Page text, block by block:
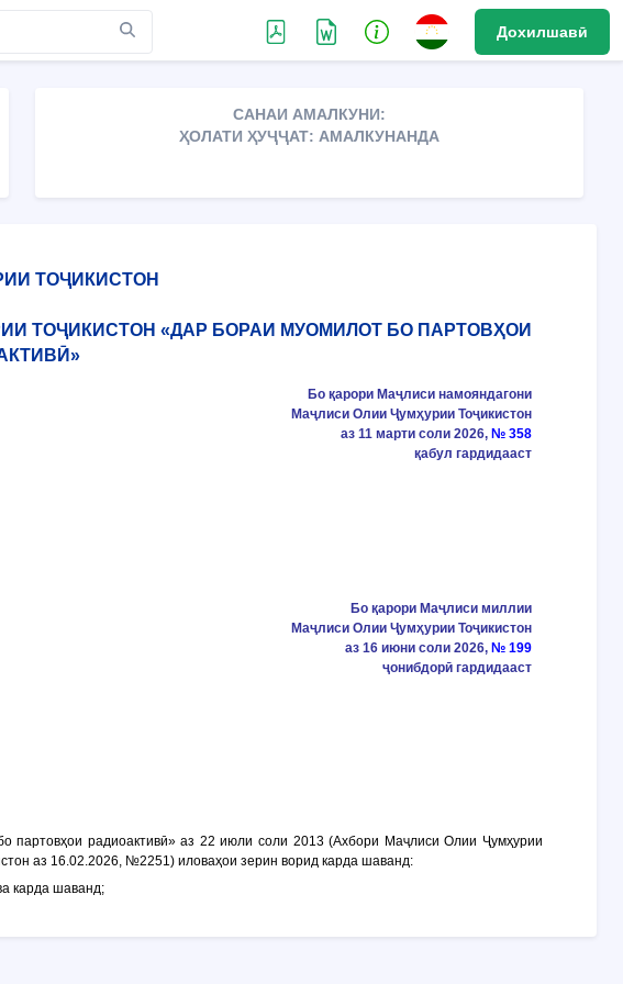
Дохилшавӣ
САНАИ АМАЛКУНИ:
ҲОЛАТИ ҲУҶҶАТ: АМАЛКУНАНДА
ТОҶИКИСТОН
ТОҶИКИСТОН «ДАР БОРАИ МУОМИЛОТ БО ПАРТОВҲОИ
Бо қарори Маҷлиси намояндагони
Маҷлиси Олии Ҷумҳурии Тоҷикистон
аз 11 марти соли 2026, № 358
қабул гардидааст
Бо қарори Маҷлиси миллии
Маҷлиси Олии Ҷумҳурии Тоҷикистон
аз 16 июни соли 2026, № 199
ҷонибдорӣ гардидааст
партовҳои радиоактивӣ» аз 22 июли соли 2013 (Ахбори Маҷлиси Олии Ҷумҳурии
аз 16.02.2026, №2251) иловаҳои зерин ворид карда шаванд:
карда шаванд;